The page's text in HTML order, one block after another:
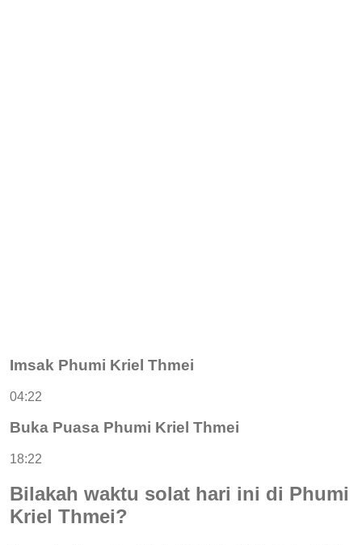
Imsak Phumi Kriel Thmei
04:22
Buka Puasa Phumi Kriel Thmei
18:22
Bilakah waktu solat hari ini di Phumi
Kriel Thmei?